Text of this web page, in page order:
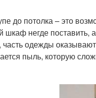
до потолка – это
шкаф негде поставить,
часть одежды
пыль, которую